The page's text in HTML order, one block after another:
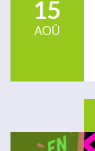
15
AOÛ